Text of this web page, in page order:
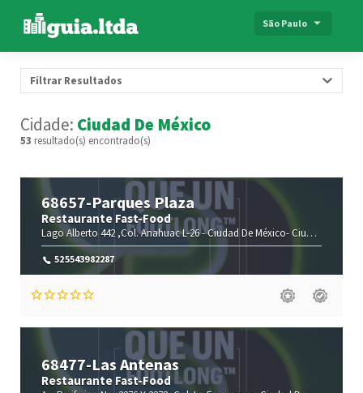
São Paulo
Filtrar Resultados
Cidade: Ciudad De México
53 resultado(s) encontrado(s)
68657-Parques Plaza
Restaurante Fast-Food
Lago Alberto 442 ,Col. Anahuac L-26 -Ciudad De México-Ciudad de México(CMX)
525543982287
68477-Las Antenas
Restaurante Fast-Food